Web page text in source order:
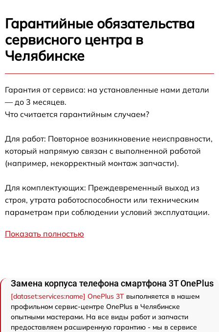
Гарантийные обязательства
сервисного центра в
Челябинске
Гарантия от сервиса: на установленные нами детали
— до 3 месяцев.
Что считается гарантийным случаем?
Для работ: Повторное возникновение неисправности,
который напрямую связан с выполненной работой
(например, некорректный монтаж запчасти).
Для комплектующих: Преждевременный выход из
строя, утрата работоспособности или техническим
параметрам при соблюдении условий эксплуатации.
Показать полностью
Замена корпуса телефона смартфона 3T OnePlus
[dataset:services:name] OnePlus 3T выполняется в нашем
профильном сервис-центре OnePlus в Челябинске
опытными мастерами. На все виды работ и запчасти
предоставляем расширенную гарантию - мы в сервисе